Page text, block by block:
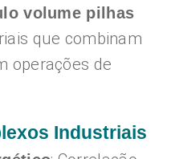
volume pilhas
que combinam
operações de
Industriais